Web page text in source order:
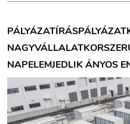
PÁLYÁZATÍRÁSPÁLYÁZAT
NAGYVÁLLALAT
NAPELEMJEDLIK ÁNYOS